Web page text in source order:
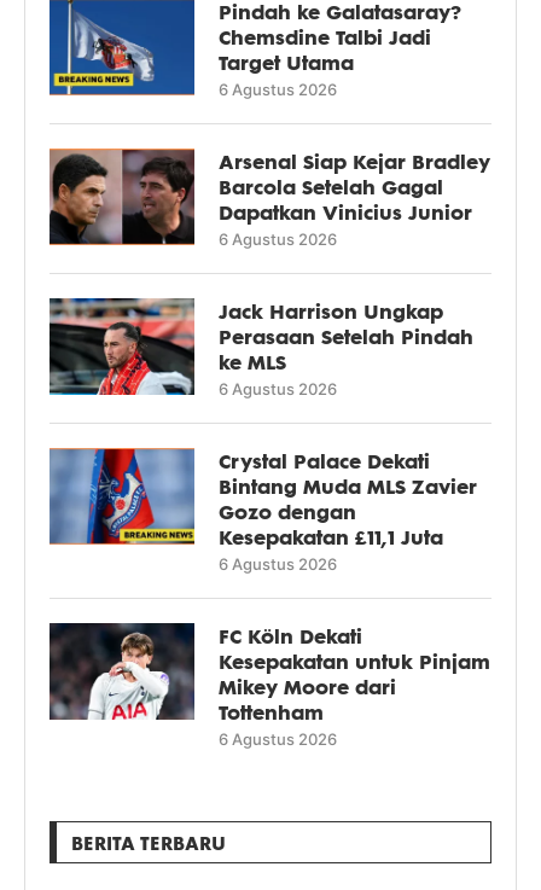
Pindah ke Galatasaray?
Chemsdine Talbi Jadi
Target Utama
6 Agustus 2026
Arsenal Siap Kejar Bradley
Barcola Setelah Gagal
Dapatkan Vinicius Junior
6 Agustus 2026
Jack Harrison Ungkap
Perasaan Setelah Pindah
ke MLS
6 Agustus 2026
Crystal Palace Dekati
Bintang Muda MLS Zavier
Gozo dengan
Kesepakatan £11,1 Juta
6 Agustus 2026
FC Köln Dekati
Kesepakatan untuk Pinjam
Mikey Moore dari
Tottenham
6 Agustus 2026
BERITA TERBARU